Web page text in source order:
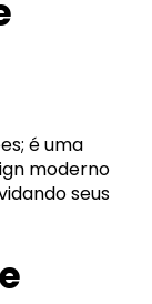
é uma
moderno
seus